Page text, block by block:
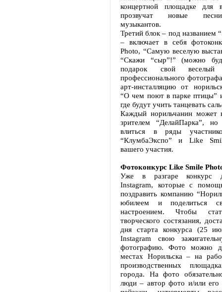
концертной площадке для
прозвучат новые
музыкантов.
Третий блок – под названием
– включает в себя
Photo, “Самую веселую
“Скажи “сыр”!” (можно
подарок свой
профессионального
арт-инсталляцию от
“О чем поют в парке птицы”
где будут учить танцевать
Каждый норильчанин может
зрителем “ДелайПарка”,
влиться в ряды
“КлумбаЭкспо” и Like
вашего участия.
Фотоконкурс Like Smile
Уже в разгаре конкурс
Instagram, которые с
поздравить компанию
юбилеем и поделиться
настроением. Чтобы
творческого состязания,
дня старта конкурса (25
Instagram свою
фотографию. Фото можно
местах Норильска – на
производственных
города. На фото
люди – автор фото и/или его